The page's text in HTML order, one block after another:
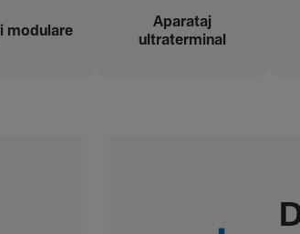
modu­lare
Aparataj
ultraterminal